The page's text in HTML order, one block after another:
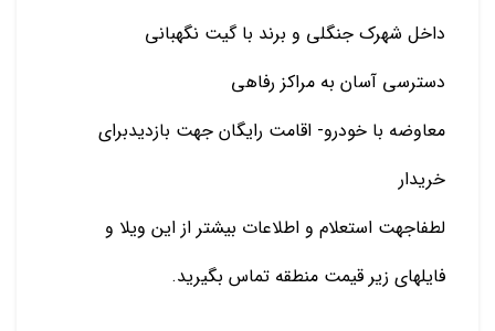
داخل شهرک جنگلی و برند با گیت نگهبانی
دسترسی آسان به مراکز رفاهی
معاوضه با خودرو- اقامت رایگان جهت بازدیدبرای
خریدار
لطفاجهت استعلام و اطلاعات بیشتر از این ویلا و
فایلهای زیر قیمت منطقه تماس بگیرید.